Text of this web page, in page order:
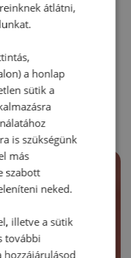
átlátni,
a honlap
sütik a
is szükségünk
más
szabott
neked.
illetve a sütik
további